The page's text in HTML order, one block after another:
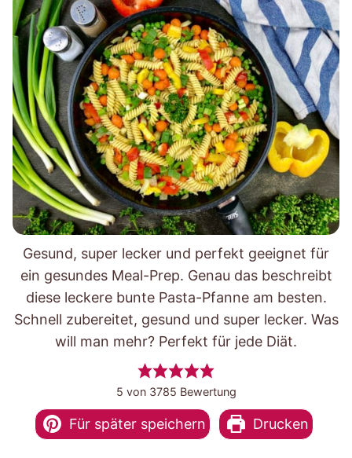
Gesund, super lecker und perfekt geeignet für
ein gesundes Meal-Prep. Genau das beschreibt
diese leckere bunte Pasta-Pfanne am besten.
Schnell zubereitet, gesund und super lecker. Was
will man mehr? Perfekt für jede Diät.
5 von 3785 Bewertung
Für später speichern Drucken